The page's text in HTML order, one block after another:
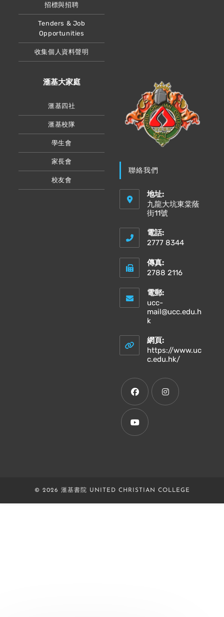
招標與招聘
Tenders & Job
Opportunities
收集個人資料聲明
滙基大家庭
滙基四社
滙基校隊
學生會
家長會
校友會
聯絡我們
地址:
九龍大坑東棠蔭
街11號
電話:
2777 8344
傳真:
2788 2116
電郵:
ucc-
mail@ucc.edu.h
k
your
application
網頁:
https://www.uc
c.edu.hk/Opens
Opens
in
tab
© 2026 滙基書院 UNITED CHRISTIAN COLLEGE